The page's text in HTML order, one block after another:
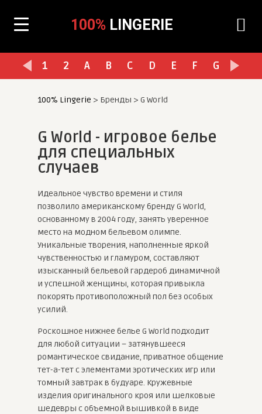
100% LINGERIE
1 2 A B C D E F G H
100% Lingerie > Бренды > G World
G World - игровое белье
для специальных
случаев
Идеальное чувство времени и стиля
позволило американскому бренду G World,
основанному в 2004 году, занять уверенное
место на модном бельевом олимпе.
Уникальные творения, наполненные яркой
чувственностью и гламуром, составляют
изысканный бельевой гардероб динамичной
и успешной женщины, которая привыкла
покорять противоположный пол без особых
усилий.
Роскошное нижнее белье G World подходит
для любой ситуации – затянувшееся
романтическое свидание, приватное общение
тет-а-тет с элементами эротических игр или
томный завтрак в будуаре. Кружевные
изделия оригинального кроя или шелковые
шедевры с объемной вышивкой в виде